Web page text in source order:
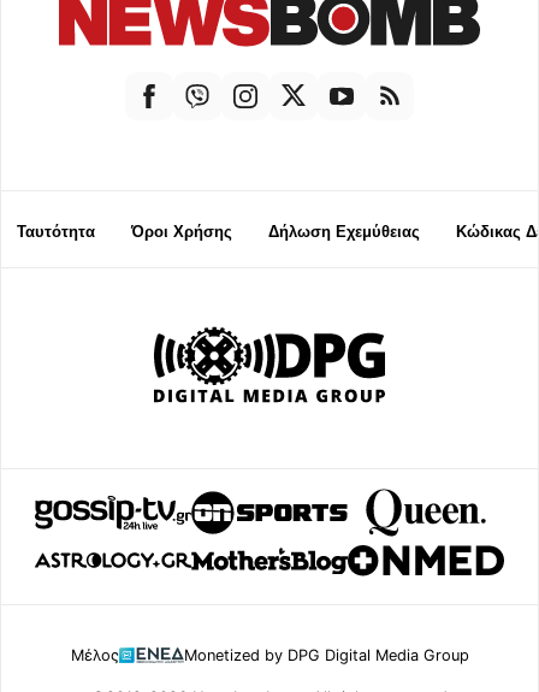
Ταυτότητα Όροι Χρήσης Δήλωση Εχεμύθειας Κώδικας
Μέλος Monetized by DPG Digital Media Group